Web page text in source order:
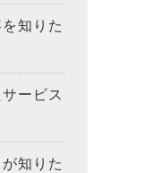
知りた
ービス
知りた